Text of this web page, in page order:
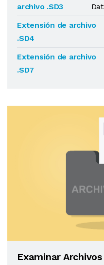
archivo .SD3
Extensión de archivo
.SD4
Extensión de archivo
.SD7
Examinar Archivos